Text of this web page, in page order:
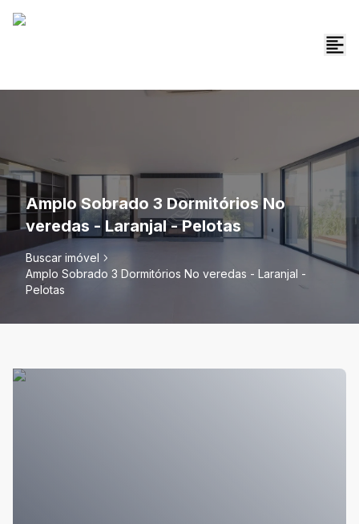
Amplo Sobrado 3 Dormitórios No
veredas - Laranjal - Pelotas
Buscar imóvel
Amplo Sobrado 3 Dormitórios No veredas - Laranjal -
Pelotas